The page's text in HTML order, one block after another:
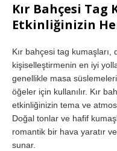
Kır Bahçesi Tag
Etkinliğinizin
Kır bahçesi tag
kişiselleştirmenin en iyi
genellikle masa
öğeler için kullanılır. Kır
etkinliğinizin tema ve
Doğal tonlar ve hafif
romantik bir hava yaratır
sunar.